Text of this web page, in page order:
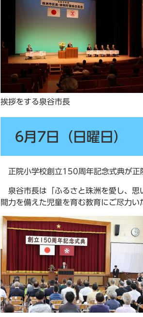
挨拶をする泉谷市長
6月7日（日曜日）
正院小学校創立150周年記念式典が正
泉谷市長は「ふるさと珠洲を愛し、思
間力を備えた児童を育む教育にご尽力い